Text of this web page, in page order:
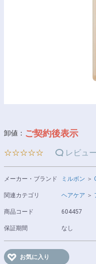
卸値： ご契約後表示
☆☆☆☆☆ レビュ
メーカー・ブランド ミルボン ＞
関連カテゴリ ヘアケア ＞
商品コード 604457
保証期間 なし
お気に入り